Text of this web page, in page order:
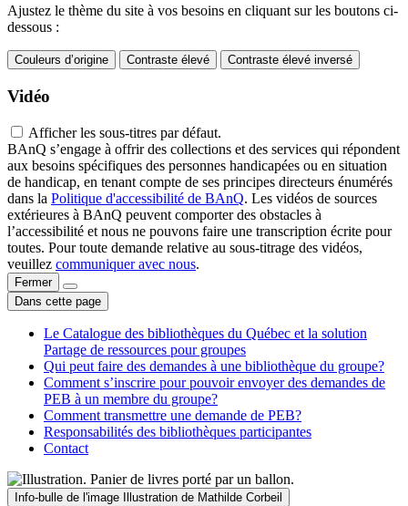
Ajustez le thème du site à vos besoins en cliquant sur les boutons ci-
dessous :
Couleurs d’origine Contraste élevé Contraste élevé inversé
Vidéo
Afficher les sous-titres par défaut.
BAnQ s’engage à offrir des collections et des services qui répondent
aux besoins spécifiques des personnes handicapées ou en situation
de handicap, en tenant compte de ses principes directeurs énumérés
dans la Politique d'accessibilité de BAnQ. Les vidéos de sources
extérieures à BAnQ peuvent comporter des obstacles à
l’accessibilité et nous ne pouvons faire une transcription écrite pour
toutes. Pour toute demande relative au sous-titrage des vidéos,
veuillez communiquer avec nous.
Fermer
Dans cette page
Le Catalogue des bibliothèques du Québec et la solution
Partage de ressources pour groupes
Qui peut faire des demandes à une bibliothèque du groupe?
Comment s’inscrire pour pouvoir envoyer des demandes de
PEB à un membre du groupe?
Comment transmettre une demande de PEB?
Responsabilités des bibliothèques participantes
Contact
Info-bulle de l'image Illustration de Mathilde Corbeil